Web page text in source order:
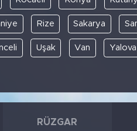
Rize Sakarya
Uşak Van Yalova
RÜZGAR